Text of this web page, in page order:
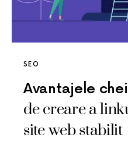
SEO
Avantajele
de creare a
site web stabilit